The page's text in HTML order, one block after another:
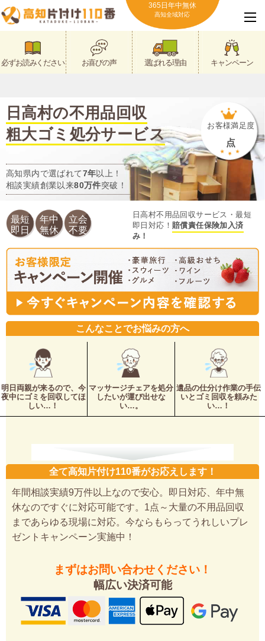
365日年中無休
高知全域対応
必ずお読みください お喜びの声 選ばれる理由 キャンペーン
日高村の不用品回収
粗大ゴミ処分サービス
高知県内で選ばれて7年以上！
相談実績創業以来80万件突破！
お客様満足度
点
最短
即日
年中
無休
立会
不要
日高村不用品回収サービス・最短
即日対応！ 賠償責任保険加入済
み！
こんなことでお悩みの方へ
明日両親が来るので、今
夜中にゴミを回収してほ
しい…！
マッサージチェアを処分
したいが運び出せな
い…。
遺品の仕分け作業の手伝
いとゴミ回収を頼みた
い…！
全て高知片付け110番がお応えします！
年間相談実績9万件以上なので安心。即日対応、年中無
休なのですぐに対応可能です。1点～大量の不用品回収
まであらゆる現場に対応。今ならもらってうれしいプレ
ゼントキャンペーン実施中！
まずはお問い合わせください！
幅広い決済可能